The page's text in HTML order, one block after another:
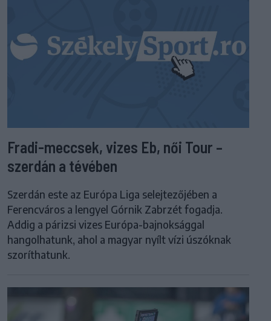
Fradi-meccsek, vizes Eb, női Tour –
szerdán a tévében
Szerdán este az Európa Liga selejtezőjében a
Ferencváros a lengyel Górnik Zabrzét fogadja.
Addig a párizsi vizes Európa-bajnoksággal
hangolhatunk, ahol a magyar nyílt vízi úszóknak
szoríthatunk.